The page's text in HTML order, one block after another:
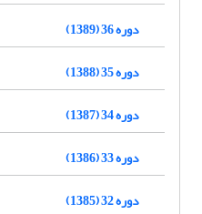
دوره 36 (1389)
دوره 35 (1388)
دوره 34 (1387)
دوره 33 (1386)
دوره 32 (1385)